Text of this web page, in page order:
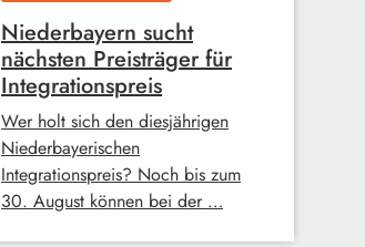
Niederbayern sucht
nächsten Preisträger für
Integrationspreis
Wer holt sich den diesjährigen
Niederbayerischen
Integrationspreis? Noch bis zum
30. August können bei der …